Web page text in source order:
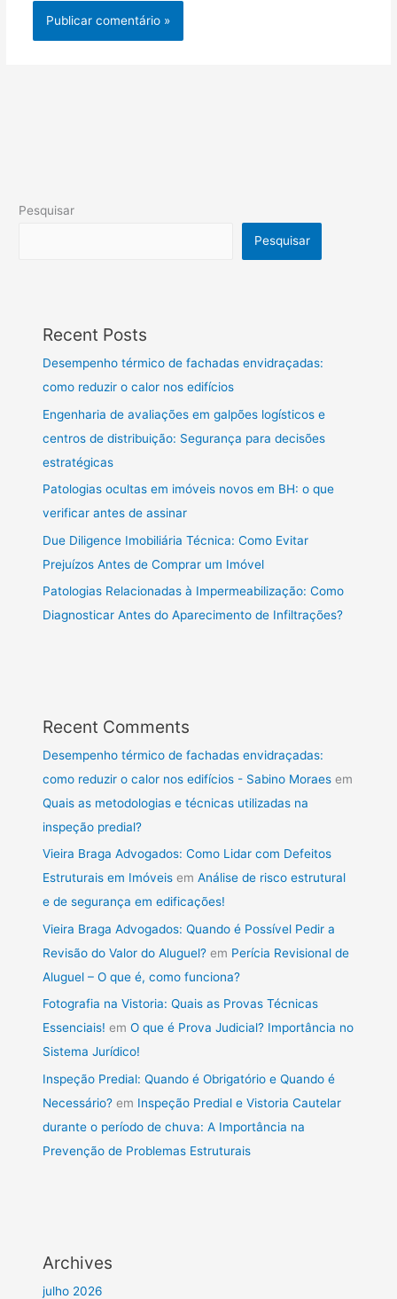
Pesquisar
Pesquisar
Recent Posts
Desempenho térmico de fachadas envidraçadas:
como reduzir o calor nos edifícios
Engenharia de avaliações em galpões logísticos e
centros de distribuição: Segurança para decisões
estratégicas
Patologias ocultas em imóveis novos em BH: o que
verificar antes de assinar
Due Diligence Imobiliária Técnica: Como Evitar
Prejuízos Antes de Comprar um Imóvel
Patologias Relacionadas à Impermeabilização: Como
Diagnosticar Antes do Aparecimento de Infiltrações?
Recent Comments
Desempenho térmico de fachadas envidraçadas:
como reduzir o calor nos edifícios - Sabino Moraes em
Quais as metodologias e técnicas utilizadas na
inspeção predial?
Vieira Braga Advogados: Como Lidar com Defeitos
Estruturais em Imóveis emAnálise de risco estrutural
e de segurança em edificações!
Vieira Braga Advogados: Quando é Possível Pedir a
Revisão do Valor do Aluguel? em Perícia Revisional de
Aluguel – O que é, como funciona?
Fotografia na Vistoria: Quais as Provas Técnicas
Essenciais! emO que é Prova Judicial? Importância no
Sistema Jurídico!
Inspeção Predial: Quando é Obrigatório e Quando é
Necessário? em Inspeção Predial e Vistoria Cautelar
durante o período de chuva: A Importância na
Prevenção de Problemas Estruturais
Archives
julho 2026